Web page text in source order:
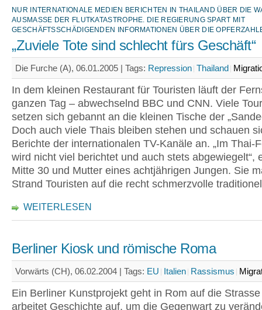
NUR INTERNATIONALE MEDIEN BERICHTEN IN THAILAND ÜBER DIE
AUSMASSE DER FLUTKATASTROPHE. DIE REGIERUNG SPART MIT G
ESCHÄFTSSCHÄDIGENDEN INFORMATIONEN ÜBER DIE
„Zuviele Tote sind schlecht fürs Geschäft“
Die Furche (A), 06.01.2005 | Tags: Repression Thailand
In dem kleinen Restaurant für Touristen läuft der
ganzen Tag – abwechselnd BBC und CNN. Viele
setzen sich gebannt an die kleinen Tische der
Doch auch viele Thais bleiben stehen und schauen
Berichte der internationalen TV-Kanäle an. „Im Thai-
wird nicht viel berichtet und auch stets abgewiegelt“,
Mitte 30 und Mutter eines achtjährigen Jungen. Sie
Strand Touristen auf die recht schmerzvolle
WEITERLESEN
Berliner Kiosk und römische Roma
Vorwärts (CH), 06.02.2004 | Tags: EU Italien Rassismus
Ein Berliner Kunstprojekt geht in Rom auf die
arbeitet Geschichte auf, um die Gegenwart zu